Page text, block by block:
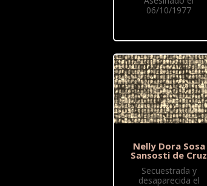
06/10/1977
Nelly Dora Sosa
Sansosti de Cruz
Secuestrada y
desaparecida el